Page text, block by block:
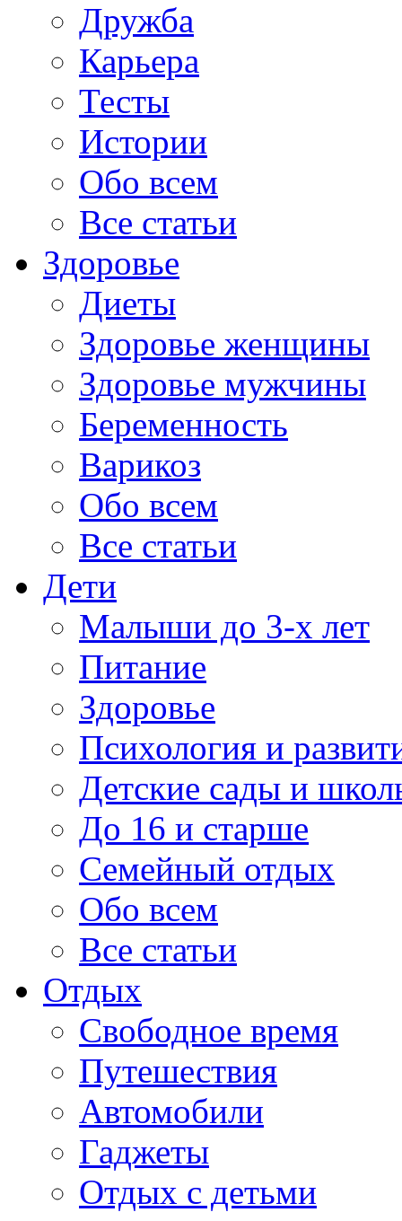
Дружба
Карьера
Тесты
Истории
Обо всем
Все статьи
Здоровье
Диеты
Здоровье женщины
Здоровье мужчины
Беременность
Варикоз
Обо всем
Все статьи
Дети
Малыши до 3-х лет
Питание
Здоровье
Психология и
Детские сады и
До 16 и старше
Семейный отдых
Обо всем
Все статьи
Отдых
Свободное время
Путешествия
Автомобили
Гаджеты
Отдых с детьми